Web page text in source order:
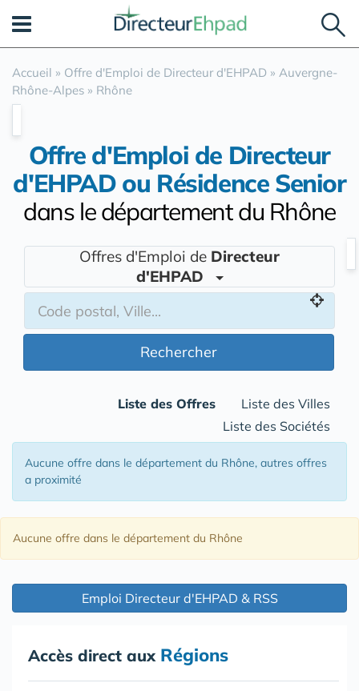
Accueil » Offre d'Emploi de Directeur d'EHPAD » Auvergne-
Rhône-Alpes » Rhône
Offre d'Emploi de Directeur
d'EHPAD ou Résidence Senior
dans le département du Rhône
Offres d'Emploi de Directeur
d'EHPAD
Rechercher
Liste des Offres
Liste des Villes
Liste des Sociétés
Aucune offre dans le département du Rhône, autres offres
a proximité
Aucune offre dans le département du Rhône
Emploi Directeur d'EHPAD & RSS
Accès direct aux Régions
Panneau de gestion des cookies